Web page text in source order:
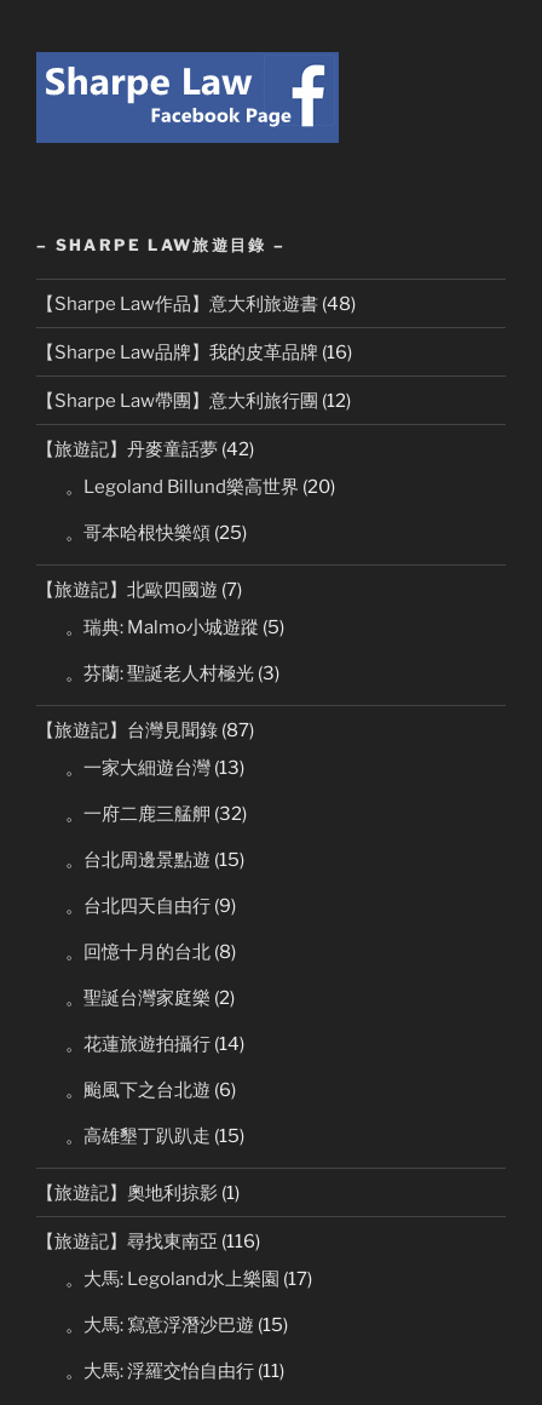
– SHARPE LAW旅遊目錄 –
【Sharpe Law作品】意大利旅遊書 (48)
【Sharpe Law品牌】我的皮革品牌 (16)
【Sharpe Law帶團】意大利旅行團 (12)
【旅遊記】丹麥童話夢 (42)
。Legoland Billund樂高世界 (20)
。哥本哈根快樂頌 (25)
【旅遊記】北歐四國遊 (7)
。瑞典: Malmo小城遊蹤 (5)
。芬蘭: 聖誕老人村極光 (3)
【旅遊記】台灣見聞錄 (87)
。一家大細遊台灣 (13)
。一府二鹿三艋舺 (32)
。台北周邊景點遊 (15)
。台北四天自由行 (9)
。回憶十月的台北 (8)
。聖誕台灣家庭樂 (2)
。花蓮旅遊拍攝行 (14)
。颱風下之台北遊 (6)
。高雄墾丁趴趴走 (15)
【旅遊記】奧地利掠影 (1)
【旅遊記】尋找東南亞 (116)
。大馬: Legoland水上樂園 (17)
。大馬: 寫意浮潛沙巴遊 (15)
。大馬: 浮羅交怡自由行 (11)